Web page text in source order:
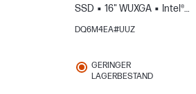
zum VergleichenSSD
16" WUXGA
Intel®
Grafikkarte
DQ6M4EA#UUZ
GERINGER
LAGERBESTAND